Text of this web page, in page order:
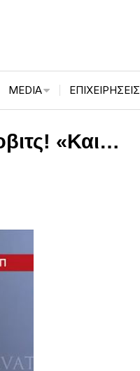
MEDIA ΕΠΙΧΕΙΡΉΣΕΙΣ
«Και…